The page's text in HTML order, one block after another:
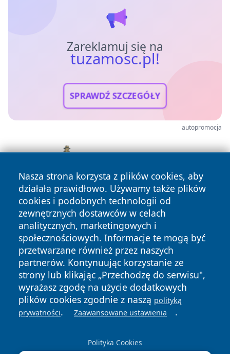
Zareklamuj się na
tuzamosc.pl!
SPRAWDŹ SZCZEGÓŁY
autopromocja
Nasza strona korzysta z plików cookies, aby
działała prawidłowo. Używamy także plików
cookies i podobnych technologii od
zewnętrznych dostawców w celach
analitycznych, marketingowych i
społecznościowych. Informacje te mogą być
przetwarzane również przez naszych
partnerów. Kontynuując korzystanie ze
strony lub klikając „Przechodzę do serwisu",
wyrażasz zgodę na użycie dodatkowych
plików cookies zgodnie z naszą polityką
prywatności. Zaawansowane ustawienia .
Polityka Cookies
Copyright © 2026 tuzamosc.pl Wszystkie prawa zastrzeżone.
News Autorzy
Polityka
Polityka